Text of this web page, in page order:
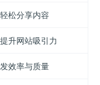
松分享内容
升网站吸引力
效率与质量